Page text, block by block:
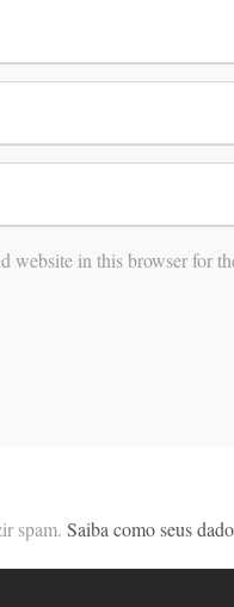
website in this browser for
spam. Saiba como seus